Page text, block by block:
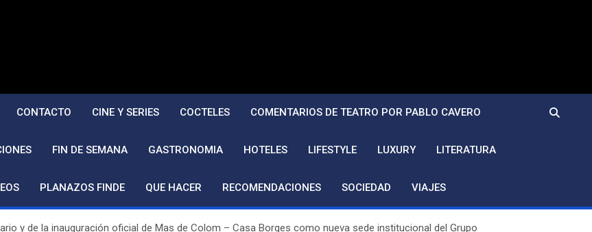
CONTACTO CINE Y SERIES COCTELES COMENTARIOS DE TEATRO POR PABLO CAVERO
FIN DE SEMANA GASTRONOMIA HOTELES LIFESTYLE LUXURY LITERATURA
PLANAZOS FINDE QUE HACER RECOMENDACIONES SOCIEDAD VIAJES
y de la inauguración oficial de Mas de Colom – Casa Borges como nueva sede institucional del Grupo